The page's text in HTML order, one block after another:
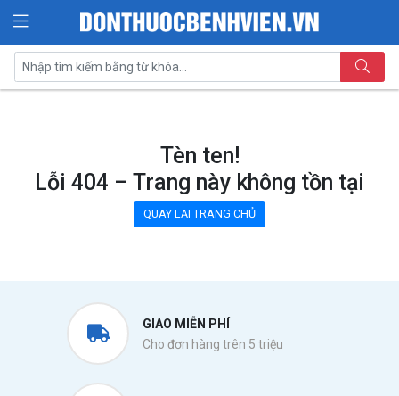
Tèn ten!
Lỗi 404 – Trang này không tồn tại
QUAY LẠI TRANG CHỦ
GIAO MIỄN PHÍ
Cho đơn hàng trên 5 triệu